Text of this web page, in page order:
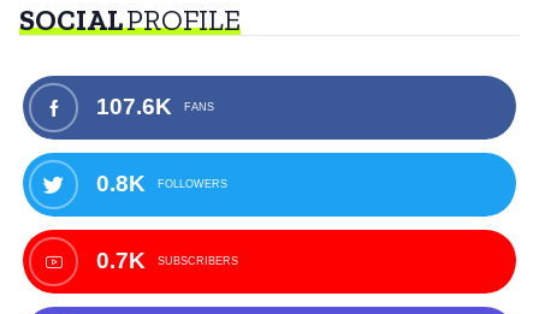
SOCIALPROFILE
107.6K FANS
0.8K FOLLOWERS
0.7K SUBSCRIBERS